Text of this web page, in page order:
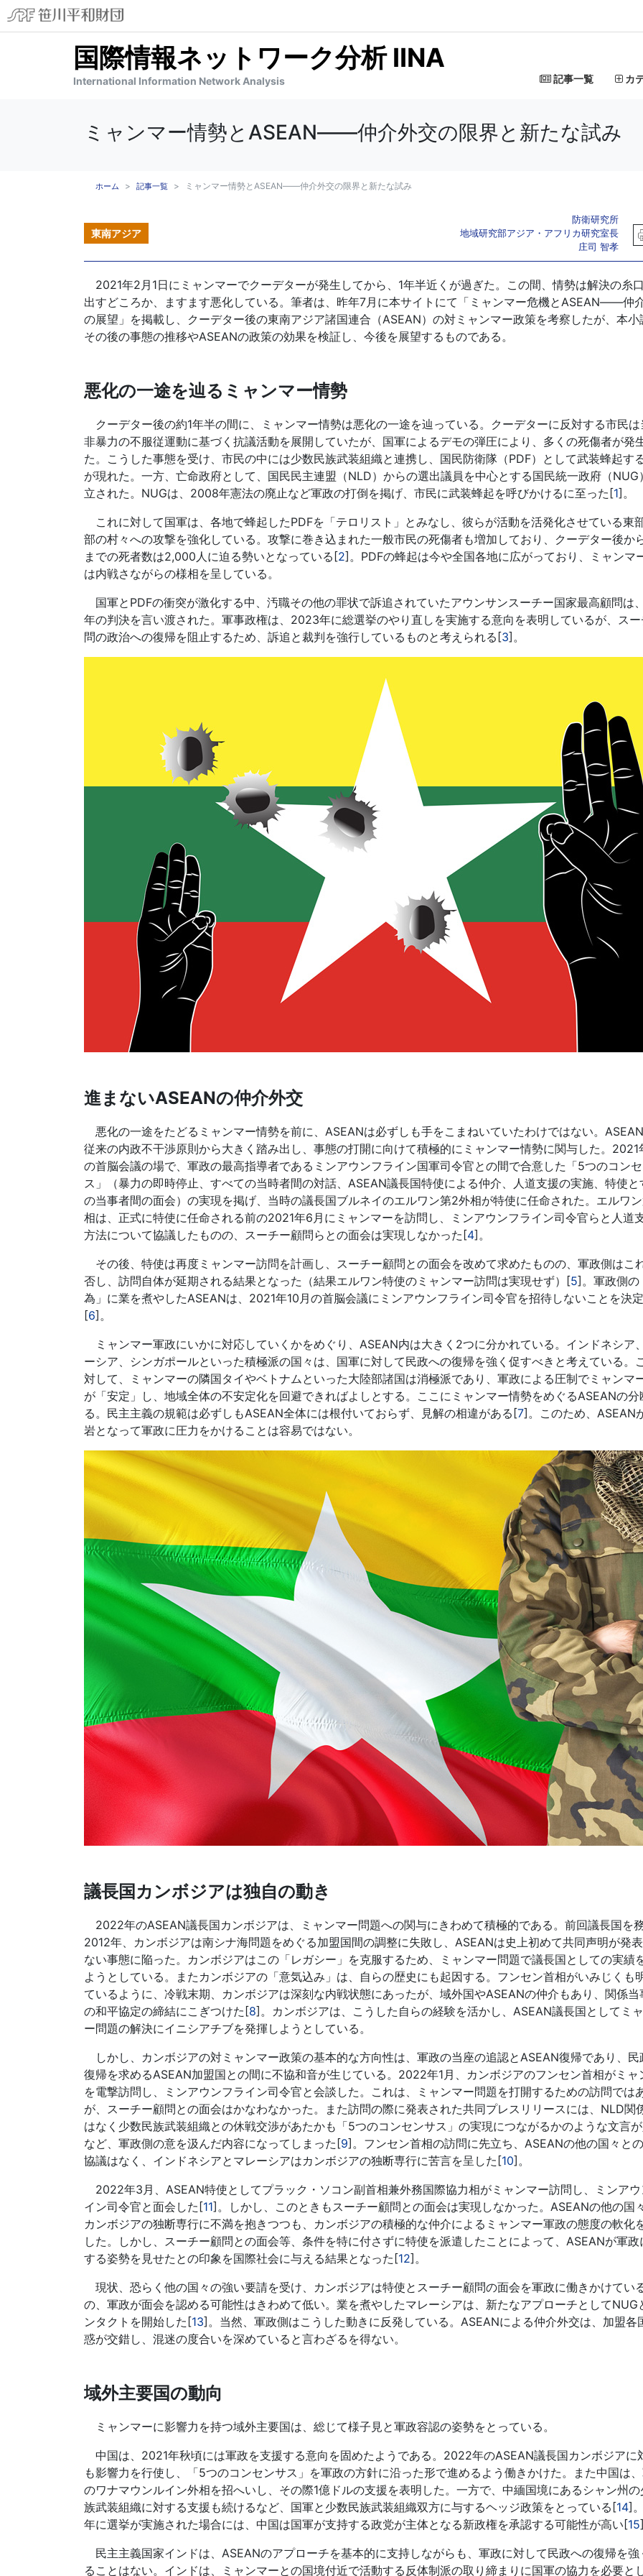
国際情報ネットワーク分析 IINA
International Information Network Analysis 記事一覧 カ
ミャンマー情勢とASEAN――仲介外交の限界と新たな試み
ホーム 記事一覧 ミャンマー情勢とASEAN――仲介外交の限界と新たな試み
東南アジア
防衛研究所
地域研究部アジア・アフリカ研究室長
庄司 智孝
2021年2月1日にミャンマーでクーデターが発生してから、1年半近くが過ぎた。この間、情勢は解決の糸
出すどころか、ますます悪化している。筆者は、昨年7月に本サイトにて「ミャンマー危機とASEAN――仲
の展望」を掲載し、クーデター後の東南アジア諸国連合（ASEAN）の対ミャンマー政策を考察したが、本小
その後の事態の推移やASEANの政策の効果を検証し、今後を展望するものである。
悪化の一途を辿るミャンマー情勢
クーデター後の約1年半の間に、ミャンマー情勢は悪化の一途を辿っている。クーデターに反対する市民は
非暴力の不服従運動に基づく抗議活動を展開していたが、国軍によるデモの弾圧により、多くの死傷者が発
た。こうした事態を受け、市民の中には少数民族武装組織と連携し、国民防衛隊（PDF）として武装蜂起す
が現れた。一方、亡命政府として、国民民主連盟（NLD）からの選出議員を中心とする国民統一政府（NUG
立された。NUGは、2008年憲法の廃止など軍政の打倒を掲げ、市民に武装蜂起を呼びかけるに至った[1]。
これに対して国軍は、各地で蜂起したPDFを「テロリスト」とみなし、彼らが活動を活発化させている東
部の村々への攻撃を強化している。攻撃に巻き込まれた一般市民の死傷者も増加しており、クーデター後か
までの死者数は2,000人に迫る勢いとなっている[2]。PDFの蜂起は今や全国各地に広がっており、ミャンマ
は内戦さながらの様相を呈している。
国軍とPDFの衝突が激化する中、汚職その他の罪状で訴追されていたアウンサンスーチー国家最高顧問は
年の判決を言い渡された。軍事政権は、2023年に総選挙のやり直しを実施する意向を表明しているが、ス
問の政治への復帰を阻止するため、訴追と裁判を強行しているものと考えられる[3]。
進まないASEANの仲介外交
悪化の一途をたどるミャンマー情勢を前に、ASEANは必ずしも手をこまねいていたわけではない。
従来の内政不干渉原則から大きく踏み出し、事態の打開に向けて積極的にミャンマー情勢に関与した。2021
の首脳会議の場で、軍政の最高指導者であるミンアウンフライン国軍司令官との間で合意した「5つのコン
ス」（暴力の即時停止、すべての当時者間の対話、ASEAN議長国特使による仲介、人道支援の実施、特使と
の当事者間の面会）の実現を掲げ、当時の議長国ブルネイのエルワン第2外相が特使に任命された。エルワ
相は、正式に特使に任命される前の2021年6月にミャンマーを訪問し、ミンアウンフライン司令官らと人道
方法について協議したものの、スーチー顧問らとの面会は実現しなかった[4]。
その後、特使は再度ミャンマー訪問を計画し、スーチー顧問との面会を改めて求めたものの、軍政側はこ
否し、訪問自体が延期される結果となった（結果エルワン特使のミャンマー訪問は実現せず）[5]。軍政側の
為」に業を煮やしたASEANは、2021年10月の首脳会議にミンアウンフライン司令官を招待しないことを決
[6]。
ミャンマー軍政にいかに対応していくかをめぐり、ASEAN内は大きく2つに分かれている。インドネシア
ーシア、シンガポールといった積極派の国々は、国軍に対して民政への復帰を強く促すべきと考えている。
対して、ミャンマーの隣国タイやベトナムといった大陸部諸国は消極派であり、軍政による圧制でミャンマ
が「安定」し、地域全体の不安定化を回避できればよしとする。ここにミャンマー情勢をめぐるASEANの分
る。民主主義の規範は必ずしもASEAN全体には根付いておらず、見解の相違がある[7]。このため、ASEAN
岩となって軍政に圧力をかけることは容易ではない。
議長国カンボジアは独自の動き
2022年のASEAN議長国カンボジアは、ミャンマー問題への関与にきわめて積極的である。前回議長国を
2012年、カンボジアは南シナ海問題をめぐる加盟国間の調整に失敗し、ASEANは史上初めて共同声明が発
ない事態に陥った。カンボジアはこの「レガシー」を克服するため、ミャンマー問題で議長国としての実績
ようとしている。またカンボジアの「意気込み」は、自らの歴史にも起因する。フンセン首相がいみじくも
ているように、冷戦末期、カンボジアは深刻な内戦状態にあったが、域外国やASEANの仲介もあり、関係当
の和平協定の締結にこぎつけた[8]。カンボジアは、こうした自らの経験を活かし、ASEAN議長国としてミ
ー問題の解決にイニシアチブを発揮しようとしている。
しかし、カンボジアの対ミャンマー政策の基本的な方向性は、軍政の当座の追認とASEAN復帰であり、民
復帰を求めるASEAN加盟国との間に不協和音が生じている。2022年1月、カンボジアのフンセン首相がミャ
を電撃訪問し、ミンアウンフライン司令官と会談した。これは、ミャンマー問題を打開するための訪問では
が、スーチー顧問との面会はかなわなかった。また訪問の際に発表された共同プレスリリースには、NLD関
はなく少数民族武装組織との休戦交渉があたかも「5つのコンセンサス」の実現につながるかのような文言
など、軍政側の意を汲んだ内容になってしまった[9]。フンセン首相の訪問に先立ち、ASEANの他の国々と
協議はなく、インドネシアとマレーシアはカンボジアの独断専行に苦言を呈した[10]。
2022年3月、ASEAN特使としてプラック・ソコン副首相兼外務国際協力相がミャンマー訪問し、ミンア
イン司令官と面会した[11]。しかし、このときもスーチー顧問との面会は実現しなかった。ASEANの他の国
カンボジアの独断専行に不満を抱きつつも、カンボジアの積極的な仲介によるミャンマー軍政の態度の軟化
した。しかし、スーチー顧問との面会等、条件を特に付さずに特使を派遣したことによって、ASEANが軍政
する姿勢を見せたとの印象を国際社会に与える結果となった[12]。
現状、恐らく他の国々の強い要請を受け、カンボジアは特使とスーチー顧問の面会を軍政に働きかけてい
の、軍政が面会を認める可能性はきわめて低い。業を煮やしたマレーシアは、新たなアプローチとしてNUG
ンタクトを開始した[13]。当然、軍政側はこうした動きに反発している。ASEANによる仲介外交は、加盟各
惑が交錯し、混迷の度合いを深めていると言わざるを得ない。
域外主要国の動向
ミャンマーに影響力を持つ域外主要国は、総じて様子見と軍政容認の姿勢をとっている。
中国は、2021年秋頃には軍政を支援する意向を固めたようである。2022年のASEAN議長国カンボジアに
も影響力を行使し、「5つのコンセンサス」を軍政の方針に沿った形で進めるよう働きかけた。また中国は
のワナマウンルイン外相を招へいし、その際1億ドルの支援を表明した。一方で、中緬国境にあるシャン州
族武装組織に対する支援も続けるなど、国軍と少数民族武装組織双方に与するヘッジ政策をとっている[14]
年に選挙が実施された場合には、中国は国軍が支持する政党が主体となる新政権を承認する可能性が高い[15
民主主義国家インドは、ASEANのアプローチを基本的に支持しながらも、軍政に対して民政への復帰を強
ることはない。インドは、ミャンマーとの国境付近で活動する反体制派の取り締まりに国軍の協力を必要と